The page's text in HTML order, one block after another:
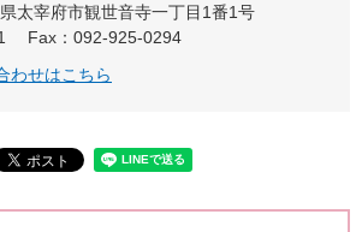
太宰府市観世音寺一丁目1番1号
Fax：092-925-0294
わせはこちら